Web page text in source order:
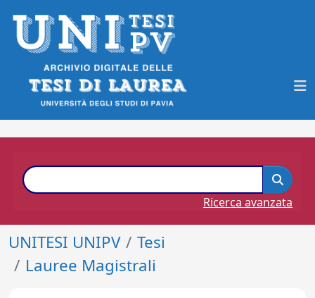
Ricerca avanzata
UNITESI UNIPV
Tesi
Lauree Magistrali